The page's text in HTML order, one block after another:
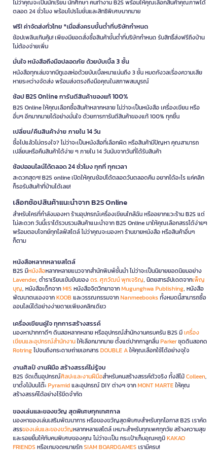
ไม่ว่าคุณจะเป็นนักเรียน นักศึกษา คนทำงาน B2S พร้อมให้คุณเลือกสินค้าคุณภาพได้
ตลอด 24 ชั่วโมง พร้อมโปรโมชั่นและสิทธิพิเศษมากมาย
ฟรี! ค่าจัดส่งทั่วไทย *เมื่อสั่งครบขั้นต่ำที่บริษัทกำหนด
ช้อปเพลินเกินคุ้ม! เพียงมียอดสั่งซื้อสินค้าขั้นต่ำที่บริษัทกำหนด รับสิทธิ์ส่งฟรีถึงบ้าน
ไม่ต้องจ่ายเพิ่ม
มั่นใจ หนังสือถึงมือปลอดภัย ด้วยบับเบิ้ล 3 ชั้น
หนังสือทุกเล่มจากบีทูเอสห่อด้วยบับเบิ้ลหนาแน่นถึง 3 ชั้น หมดกังวลเรื่องความเสีย
หายระหว่างจัดส่ง พร้อมส่งตรงถึงมือคุณในสภาพสมบูรณ์
ช้อป B2S Online การันตีสินค้าของแท้ 100%
B2S Online ให้คุณเลือกซื้อสินค้าหลากหลาย ไม่ว่าจะเป็นหนังสือ เครื่องเขียน หรือ
อื่นๆ อีกมากมายได้อย่างมั่นใจ ด้วยการการันตีสินค้าของแท้ 100% ทุกชิ้น
เปลี่ยน/คืนสินค้าง่าย ภายใน 14 วัน
ซื้อไปแล้วไม่ตรงใจ? ไม่ว่าจะเป็นหนังสือที่เลือกผิด หรือสินค้ามีปัญหา คุณสามารถ
เปลี่ยนหรือคืนสินค้าได้ง่าย ๆ ภายใน 14 วันนับจากวันที่ได้รับสินค้า
ช้อปออนไลน์ได้ตลอด 24 ชั่วโมง ทุกที่ ทุกเวลา
สะดวกสุดๆ! B2S online เปิดให้คุณช้อปได้ตลอดวันตลอดคืน อยากได้อะไร แค่คลิก
ก็รอรับสินค้าที่บ้านได้เลย!
เลือกช้อปสินค้าแนะนำจาก B2S Online
สำหรับใครที่กำลังมองหา ร้านอุปกรณ์เครื่องเขียนใกล้ฉัน หรืออยากแวะร้าน B2S แต่
ไม่สะดวก วันนี้เราได้รวบรวมสินค้าแนะนำจาก B2S Online มาให้คุณเลือกสรรได้ง่ายๆ
พร้อมตอบโจทย์ทุกไลฟ์สไตล์ ไม่ว่าคุณจะมองหา ร้านขายหนังสือ หรือสินค้าอื่นๆ
ก็ตาม
หนังสือหลากหลายสไตล์
B2S มีหนังสือหลากหลายแนวจากสำนักพิมพ์ชั้นนำ ไม่ว่าจะเป็นนิยายยอดนิยมอย่าง
Lavender, ตำราเรียนเข้มข้นของดร. ศุภวัฒน์ พุกเจริญ, นิตยสารอัปเดตจากเพ็ญ
บุญ, หนังสือเด็กจากMIS หนังสือจิตวิทยาจากMugunghwa Publishing, หนังสือ
พัฒนาตนเองจากKOOB และวรรณกรรมจากNanmeebooks ทั้งหมดนี้สามารถซื้อ
ออนไลน์ได้อย่างง่ายดายเพียงคลิกเดียว
เครื่องเขียนคู่ใจ ทุกการสร้างสรรค์
มองหาปากกาดีๆ ดินสอหลากหลาย หรืออุปกรณ์สำนักงานครบครัน B2S มีเครื่อง
เขียนและอุปกรณ์สำนักงานให้เลือกมากมาย ตั้งแต่ปากกาลูกลื่นParkerชุดดินสอกด
Rotringไปจนถึงกระดาษถ่ายเอกสารDOUBLE Aให้คุณเลือกใช้ได้อย่างจุใจ
งานศิลป์ งานฝีมือ สร้างสรรค์ไม่รู้จบ
B2S จัดเต็มอุปกรณ์ศิลปะและงานฝีมือสำหรับคนสร้างสรรค์ตัวจริง ทั้งสีไม้Colleen,
ขาตั้งไม้บนโต๊ะPyramidและอุปกรณ์ DIY ต่างๆ จากMONT MARTEให้คุณ
สร้างสรรค์ได้อย่างไร้ขีดจำกัด
ของเล่นและของขวัญ สุดพิเศษทุกเทศกาล
มองหาของเล่นเสริมพัฒนาการ หรือของขวัญสุดพิเศษสำหรับทุกโอกาส B2S เราคัด
สรรของเล่นและของขวัญหลากหลายสไตล์ เหมาะสำหรับทุกเพศทุกวัย สร้างความสุข
และรอยยิ้มให้กับคนพิเศษของคุณ ไม่ว่าจะเป็น กระเป๋าเก็บอุณหภูมิKAKAO
FRIENDS หรือเกมจดหมายรักSIAM BOARDGAMES เรามีครบ!